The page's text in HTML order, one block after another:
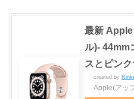
最新
ル)- 44mm
スとピン
created by
Apple(アッ